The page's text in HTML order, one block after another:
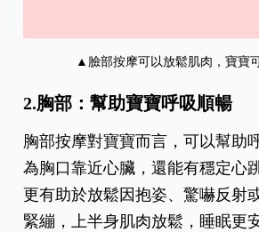
▲臉部按摩可以放鬆肌肉，寶寶
2.胸部：幫助寶寶呼吸順暢
胸部按摩對寶寶而言，可以幫助
為胸口靠近心臟，還能有穩定心
更有助於放鬆因抱姿、驚嚇反射
緊繃，上半身肌肉放鬆，睡眠更